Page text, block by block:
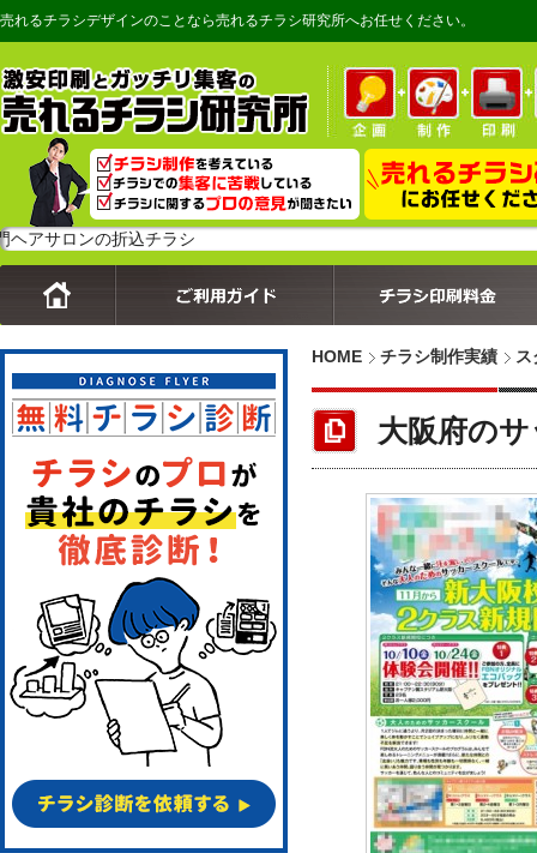
売れるチラシデザインのことなら売れるチラシ研究所へお任せください。
ンの折込チラシ
HOME チラシ制作実績
大阪府の